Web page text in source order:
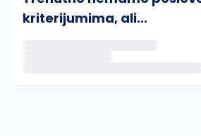
kriterijumima, ali...